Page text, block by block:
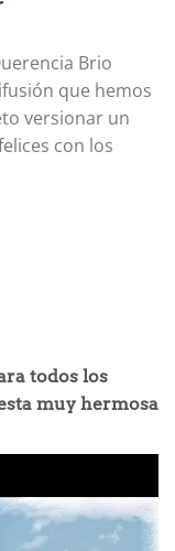
Brio
que hemos
versionar un
con los
todos los
muy hermosa